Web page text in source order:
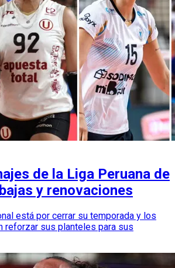
de la Liga Peruana de
y renovaciones
está por cerrar su temporada y los
reforzar sus planteles para sus